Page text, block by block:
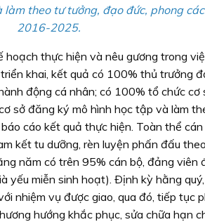
theo tư tưởng, đạo đức, phong
2016-2025.
thực hiện và nêu gương trong
khai, kết quả có 100% thủ trưởng
động cá nhân; có 100% tổ chức
sở đăng ký mô hình học tập và làm
cáo kết quả thực hiện. Toàn thể
kết tu dưỡng, rèn luyện phấn đấu
năm có trên 95% cán bộ, đảng viên
yếu miễn sinh hoạt). Ðịnh kỳ hằng
nhiệm vụ được giao, qua đó, tiếp tục
hướng khắc phục, sửa chữa hạn